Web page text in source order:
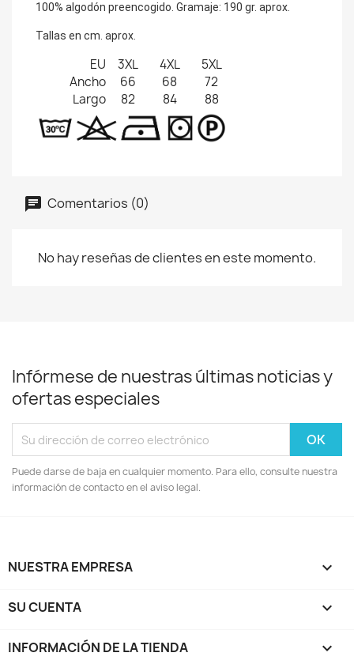
100% algodón preencogido. Gramaje: 190 gr. aprox.
Tallas en cm. aprox.
EU 3XL 4XL
5XL
Ancho
66 68
72
Largo
82 84 88
Comentarios (0)
No hay reseñas de clientes en este momento.
Infórmese de nuestras últimas noticias y
ofertas especiales
Puede darse de baja en cualquier momento. Para ello, consulte nuestra
información de contacto en el aviso legal.
NUESTRA EMPRESA 
SU CUENTA 
INFORMACIÓN DE LA TIENDA keyboard_arrow_down